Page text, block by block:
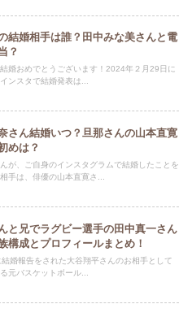
結婚相手は誰？田中みな美さんと電
？
婚おめでとうございます！2024年２月29日に
ンスタで結婚発表は...
さん結婚いつ？旦那さんの山本直寛
めは？
が、ご自身のインスタグラムで結婚したことを
手は、俳優の山本直寛さ...
と兄でラグビー選手の田中真一さん
構成とプロフィールまとめ！
婚報告をされた大谷翔平さんのお相手として
元バスケットボール...